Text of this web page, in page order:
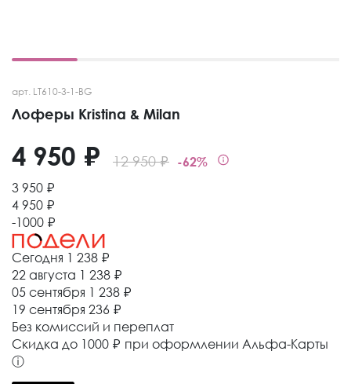
арт. LT610-3-1-BG
Лоферы Kristina & Milan
12 950 ₽ -62%
4 950 ₽
3 950 ₽
4 950 ₽
-1000 ₽
Сегодня 1 238 ₽
22 августа 1 238 ₽
05 сентября 1 238 ₽
19 сентября 236 ₽
Без комиссий и переплат
Cкидка до 1000 ₽ при оформлении Альфа-Карты
ⓘ